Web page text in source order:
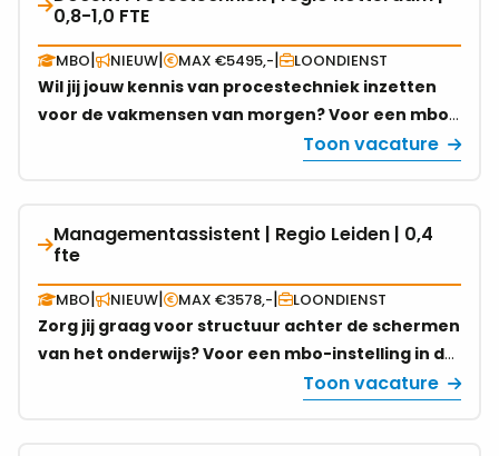
Gouda. Help jij hen om ervaringen uit de
opleiding en beroepspraktijk te vertalen naar
bewuste keuzes voor hun werk en toekomst?
1,0
FTE
0,8-1,0 FTE
MBO| NIEUW| MAX €5495,-| LOONDIENST
Wil jij jouw kennis van procestechniek inzetten
voor de vakmensen van morgen? Voor een mbo-
instelling in de regio Dordrecht zoeken wij een
voor de procesindustrie van de toekomst.
Toon vacature
vacature
over
Docent
Procestechniek
0,8-
1,0
FTE
Managementassistent | Regio Leiden | 0,4
fte
MBO| NIEUW| MAX €3578,-| LOONDIENST
Zorg jij graag voor structuur achter de schermen
van het onderwijs? Voor een mbo-instelling in de
Toon vacature
Bekijk
vacature
over
Managementassistent